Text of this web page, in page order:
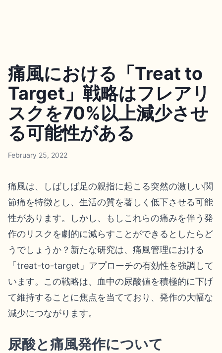
痛風における「Treat to
Target」戦略はフレアリ
スクを70%以上減少させ
る可能性がある
February 25, 2022
痛風は、しばしば足の親指に起こる突然の激しい関
節痛を特徴とし、生活の質を著しく低下させる可能
性があります。しかし、もしこれらの痛みを伴う発
作のリスクを劇的に減らすことができるとしたらど
うでしょうか？新たな研究は、痛風管理における
「treat-to-target」アプローチの有効性を強調して
います。この戦略は、血中の尿酸値を積極的に下げ
て維持することに焦点を当てており、発作の大幅な
減少につながります。
尿酸と痛風発作について